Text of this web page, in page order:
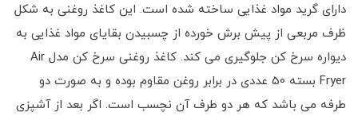
دارای گرید مواد غذایی ساخته شده است. این کاغذ روغنی به شکل
ظرف مربعی از پیش برش خورده از چسبیدن بقایای مواد غذایی به
دیواره سرخ کن جلوگیری می کند. کاغذ روغنی سرخ کن مدل Air
Fryer بسته 50 عددی در برابر روغن مقاوم بوده و به صورت دو
طرفه می باشد که هر دو طرف آن نچسب است. اگر بعد از آشپزی